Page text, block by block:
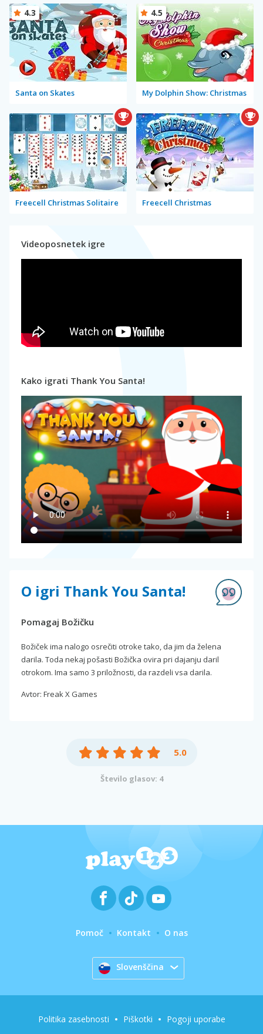
Santa on Skates
4.3
My Dolphin Show: Christmas
4.5
Freecell Christmas Solitaire Freecell Christmas
Videoposnetek igre
Kako igrati Thank You Santa!
O igri Thank You Santa!
Pomagaj Božičku
Božiček ima nalogo osrečiti otroke tako, da jim da želena
darila. Toda nekaj pošasti Božička ovira pri dajanju daril
otrokom. Ima samo 3 priložnosti, da razdeli vsa darila.
Avtor: Freak X Games
5.0
Število glasov: 4
Pomoč Kontakt O nas
Slovenščina
Politika zasebnosti Piškotki Pogoji uporabe